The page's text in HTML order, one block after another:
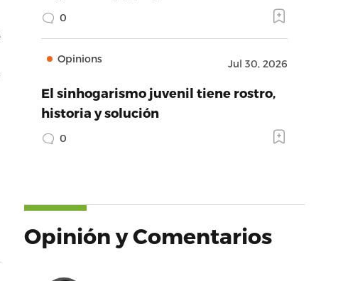
0
Opinions Jul 30, 2026
El sinhogarismo juvenil tiene rostro,
historia y solución
0
Opinión y Comentarios